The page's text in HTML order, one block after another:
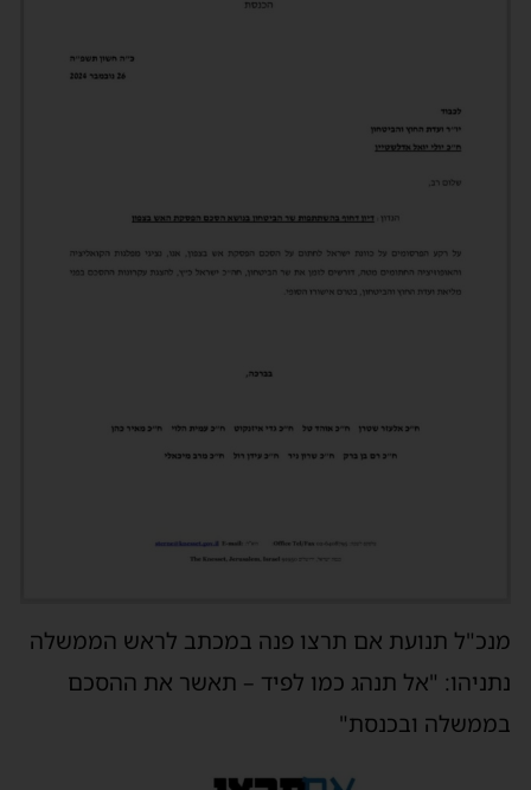
מנכ"ל תנועת אם תרצו פנה במכתב לראש הממשלה
נתניהו: "אל תנהג כמו לפיד – תאשר את ההסכם
בממשלה ובכנסת"